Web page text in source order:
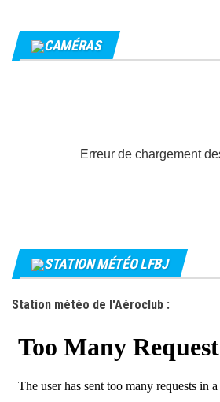
CAMÉRAS
Erreur de chargement
STATION MÉTÉO LFBJ
Station météo de l'Aéroclub :